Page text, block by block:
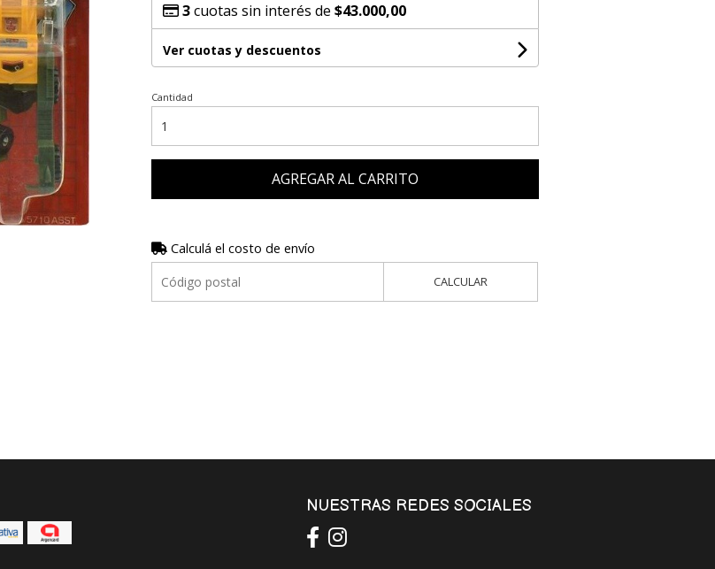
3cuotas sin interés de $43.000,00
Ver cuotas y descuentos
Cantidad
AGREGAR AL CARRITO
Calculá el costo de envío
CALCULAR
NUESTRAS REDES SOCIALES